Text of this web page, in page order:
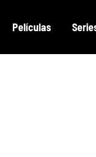
Películas